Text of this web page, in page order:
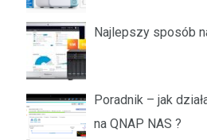
Najlepszy sposób
Poradnik – jak
na QNAP NAS ?